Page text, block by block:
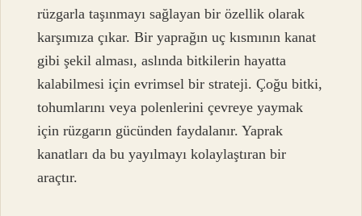
rüzgarla taşınmayı sağlayan bir özellik olarak
karşımıza çıkar. Bir yaprağın uç kısmının kanat
gibi şekil alması, aslında bitkilerin hayatta
kalabilmesi için evrimsel bir strateji. Çoğu bitki,
tohumlarını veya polenlerini çevreye yaymak
için rüzgarın gücünden faydalanır. Yaprak
kanatları da bu yayılmayı kolaylaştıran bir
araçtır.